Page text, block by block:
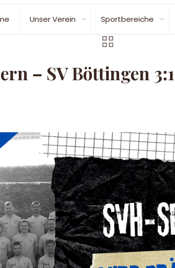
Unser Verein Sportbereiche
– SV Böttingen